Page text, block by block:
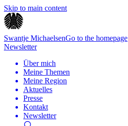
Skip to main content
Swantje MichaelsenGo to the homepage
Newsletter
Über mich
Meine Themen
Meine Region
Aktuelles
Presse
Kontakt
Newsletter